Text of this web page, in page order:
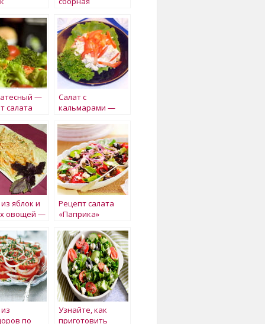
—
салата
Салат с
кальмарами —
слобода
яблок и
овощей —
ножках
Рецепт салата
«Паприка»
по
Узнайте, как
приготовить